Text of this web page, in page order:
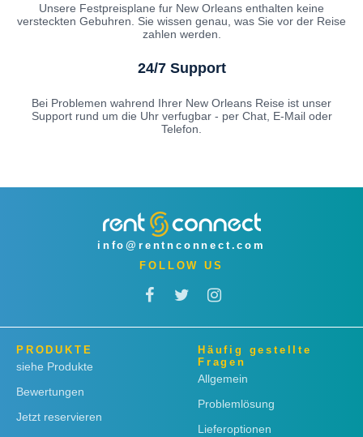
Unsere Festpreisplane fur New Orleans enthalten keine
versteckten Gebuhren. Sie wissen genau, was Sie vor der Reise
zahlen werden.
24/7 Support
Bei Problemen wahrend Ihrer New Orleans Reise ist unser
Support rund um die Uhr verfugbar - per Chat, E-Mail oder
Telefon.
info@rentnconnect.com
FOLLOW US
PRODUKTE
siehe Produkte
Bewertungen
Jetzt reservieren
Häufig gestellte
Fragen
Allgemein
Problemlösung
Lieferoptionen